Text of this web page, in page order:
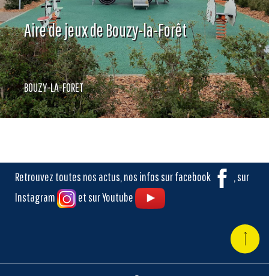
Aire de jeux de Bouzy-la-Forêt
BOUZY-LA-FORET
Retrouvez toutes nos actus, nos infos sur facebook
, sur
Instagram
et sur Youtube